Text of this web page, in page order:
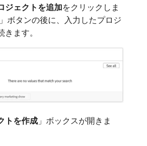
ジェクトを追加​をクリックしま
ボタンの後に、入力したプロジ
きます。
トを作成 」ボックスが開きま